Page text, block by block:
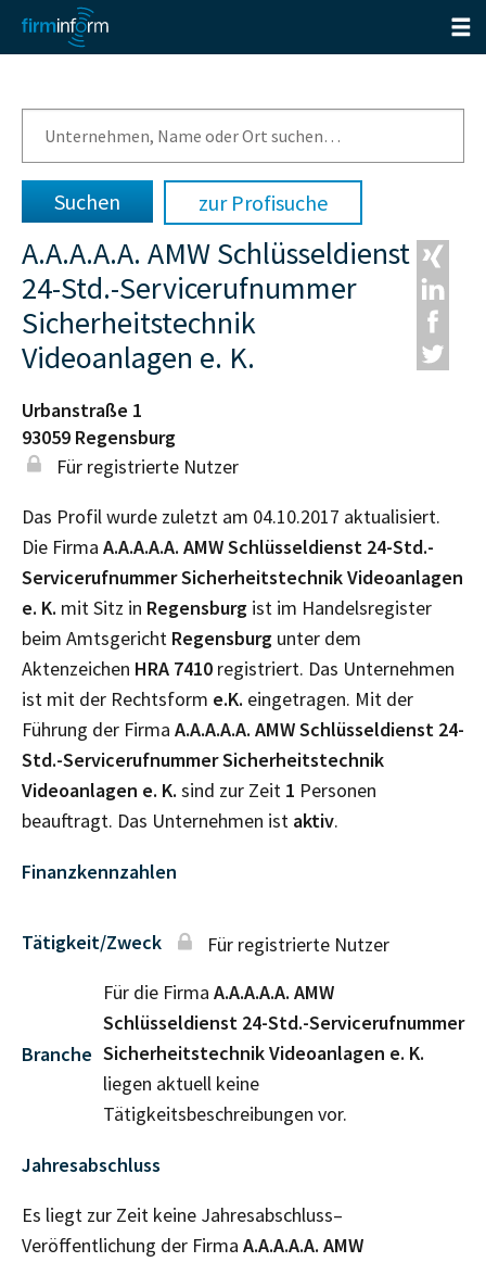
zur Profisuche
A.A.A.A.A. AMW Schlüsseldienst
24-Std.-Servicerufnummer
Sicherheitstechnik
Videoanlagen e. K.
Urbanstraße 1
93059 Regensburg
Für registrierte Nutzer
Das Profil wurde zuletzt am 04.10.2017 aktualisiert.
Die Firma A.A.A.A.A. AMW Schlüsseldienst 24-Std.-
Servicerufnummer Sicherheitstechnik Videoanlagen
e. K. mit Sitz in Regensburg ist im Handelsregister
beim Amtsgericht Regensburg unter dem
Aktenzeichen HRA 7410 registriert. Das Unternehmen
ist mit der Rechtsform e.K. eingetragen. Mit der
Führung der Firma A.A.A.A.A. AMW Schlüsseldienst 24-
Std.-Servicerufnummer Sicherheitstechnik
Videoanlagen e. K. sind zur Zeit 1 Personen
beauftragt. Das Unternehmen ist aktiv.
Finanzkennzahlen
Tätigkeit/Zweck Für registrierte Nutzer
Branche
Für die Firma A.A.A.A.A. AMW
Schlüsseldienst 24-Std.-Servicerufnummer
Sicherheitstechnik Videoanlagen e. K.
liegen aktuell keine
Tätigkeitsbeschreibungen vor.
Jahresabschluss
Es liegt zur Zeit keine Jahresabschluss–
Veröffentlichung der Firma A.A.A.A.A. AMW